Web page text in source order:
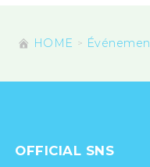
HOME
OFFICIAL SNS